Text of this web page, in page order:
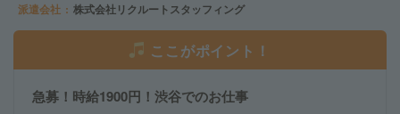
派遣会社
株式会社リクルートスタッフィング
ここがポイント！
急募！時給1900円！渋谷でのお仕事